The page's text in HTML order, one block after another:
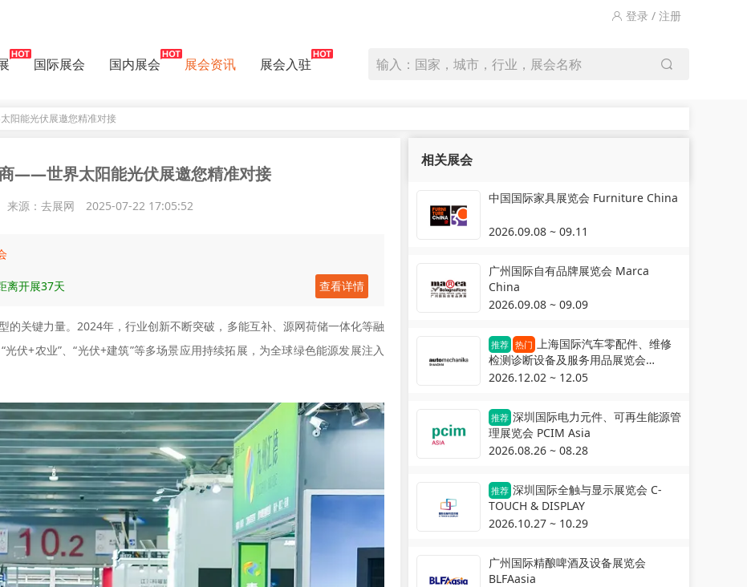
登录 / 注册
国际展会 国内展会 展会资讯 展会入驻 输入：国家，城市，行业，展会名称
阳能光伏展邀您精准对接
——世界太阳能光伏展邀您精准对接
来源：去展网 2025-07-22 17:05:52
离开展37天 查看详情
的关键力量。2024年，行业创新不断突破，多能互补、源网荷储一体化等融
伏+农业”、“光伏+建筑”等多场景应用持续拓展，为全球绿色能源发展注入
相关展会
中国国际家具展览会 Furniture China
2026.09.08 ~ 09.11
广州国际自有品牌展览会 Marca
China
2026.09.08 ~ 09.09
推荐 热门 上海国际汽车零配件、维修
检测诊断设备及服务用品展览会
Automechanika Shanghai
2026.12.02 ~ 12.05
推荐 深圳国际电力元件、可再生能源管
理展览会 PCIM Asia
2026.08.26 ~ 08.28
推荐 深圳国际全触与显示展览会 C-
TOUCH & DISPLAY
2026.10.27 ~ 10.29
广州国际精酿啤酒及设备展览会
BLFAasia